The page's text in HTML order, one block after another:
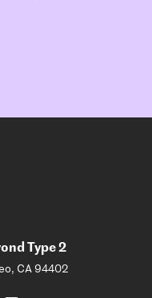
Type 2
CA 94402